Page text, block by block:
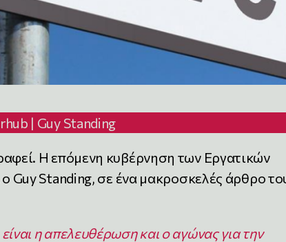
| Guy Standing
Η επόμενη κυβέρνηση των Εργατικών
Guy Standing, σε ένα μακροσκελές άρθρο
η απελευθέρωση και ο αγώνας για την